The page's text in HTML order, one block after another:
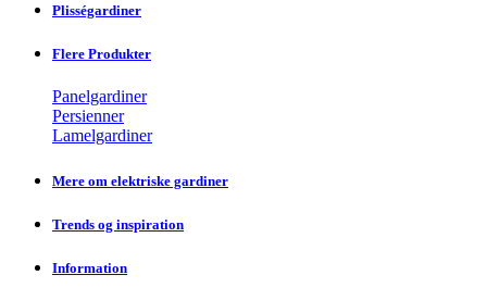
Plisségardiner
Flere Produkter
Panelgardiner
Persienner
Lamelgardiner
Mere om elektriske gardiner
Trends og inspiration
Information